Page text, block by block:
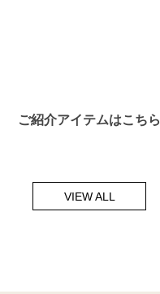
ご紹介アイテムはこちら
VIEW ALL